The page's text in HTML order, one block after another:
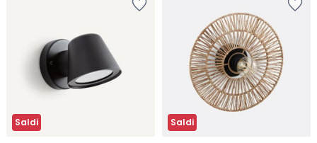
Saldi Saldi